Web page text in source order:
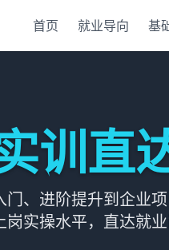
首页 就业导向 基
训直
、进阶提升到企业
实操水平，直达就业